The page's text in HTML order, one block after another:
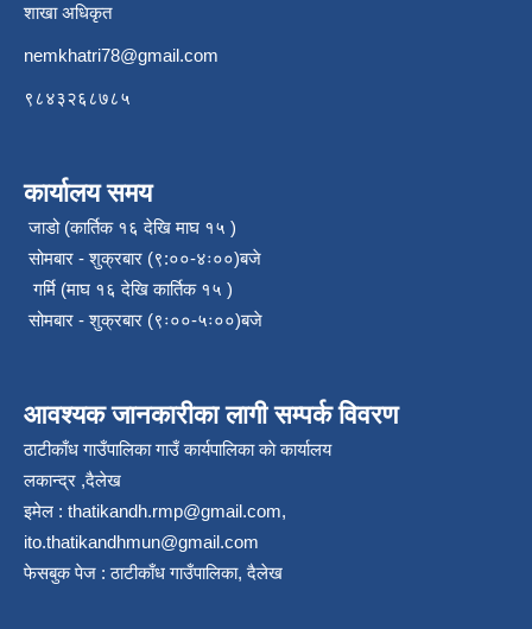
शाखा अधिकृत
nemkhatri78@gmail.com
९८४३२६८७८५
कार्यालय समय
जाडो (कार्तिक १६ देखि माघ १५ )
सोमबार - शुक्रबार (९:००-४ः००)बजे
गर्मि (माघ १६ देखि कार्तिक १५ )
सोमबार - शुक्रबार (९ः००-५ः००)बजे
आवश्यक जानकारीका लागी सम्पर्क विवरण
ठाटीकाँध गाउँपालिका गाउँ कार्यपालिका काे कार्यालय
लकान्द्र ,दैलेख
इमेल : thatikandh.rmp@gmail.com,
ito.thatikandhmun@gmail.com
फेसबुक पेज : ठाटीकाँध गाउँपालिका, दैलेख